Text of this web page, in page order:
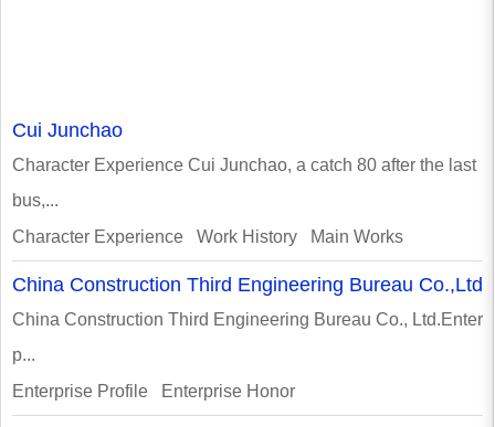
Cui Junchao
Character Experience Cui Junchao, a catch 80 after the last
bus,...
Character Experience Work History Main Works
China Construction Third Engineering Bureau Co.,Ltd
China Construction Third Engineering Bureau Co., Ltd.Enter
p...
Enterprise Profile Enterprise Honor